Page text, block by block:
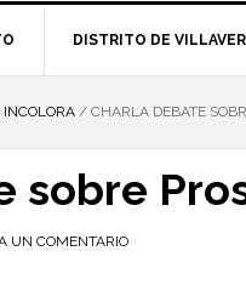
DISTRITO DE
/ CHARLA DEBATE
sobre
UN COMENTARIO